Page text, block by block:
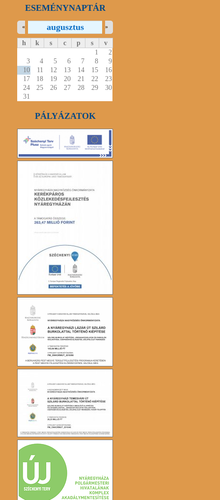
ESEMÉNYNAPTÁR
augusztus
« »
h k s c p s
v
1
2
3
4 5 6 7 8
9
10
11 12 13 14 15
16
17
18 19 20 21 22
23
24
25 26 27 28 29
30
31
PÁLYÁZATOK